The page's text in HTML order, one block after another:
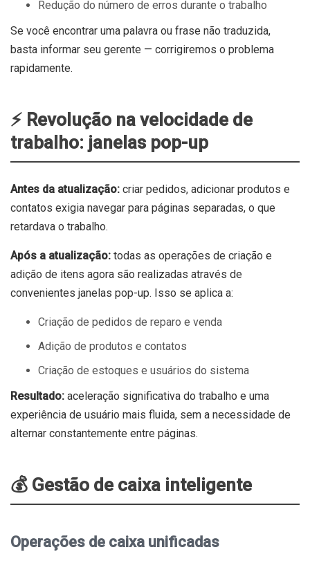
Redução do número de erros durante o trabalho
Se você encontrar uma palavra ou frase não traduzida,
basta informar seu gerente — corrigiremos o problema
rapidamente.
⚡ Revolução na velocidade de
trabalho: janelas pop-up
Antes da atualização: criar pedidos, adicionar produtos e
contatos exigia navegar para páginas separadas, o que
retardava o trabalho.
Após a atualização: todas as operações de criação e
adição de itens agora são realizadas através de
convenientes janelas pop-up. Isso se aplica a:
Criação de pedidos de reparo e venda
Adição de produtos e contatos
Criação de estoques e usuários do sistema
Resultado: aceleração significativa do trabalho e uma
experiência de usuário mais fluida, sem a necessidade de
alternar constantemente entre páginas.
💰 Gestão de caixa inteligente
Operações de caixa unificadas